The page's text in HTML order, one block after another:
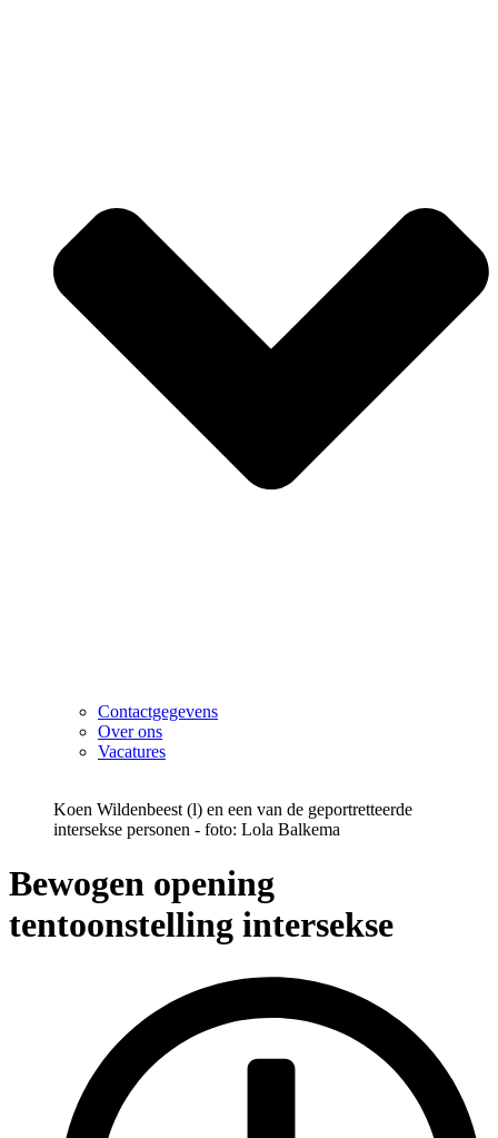
Contactgegevens
Over ons
Vacatures
Koen Wildenbeest (l) en een van de geportretteerde
intersekse personen - foto: Lola Balkema
Bewogen opening
tentoonstelling intersekse